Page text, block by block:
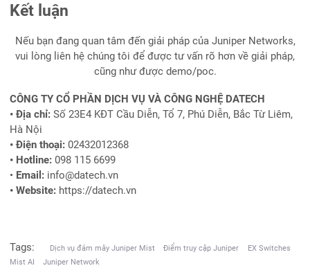
Kết luận
Nếu bạn đang quan tâm đến giải pháp của Juniper Networks,
vui lòng liên hệ chúng tôi để được tư vấn rõ hơn về giải pháp,
cũng như được demo/poc.
CÔNG TY CỔ PHẦN DỊCH VỤ VÀ CÔNG NGHỆ DATECH
• Địa chỉ: Số 23E4 KĐT Cầu Diễn, Tổ 7, Phú Diễn, Bắc Từ Liêm,
Hà Nội
• Điện thoại:02432012368
• Hotline:098 115 6699
• Email: info@datech.vn
• Website: https://datech.vn
Tags: Dịch vụ đám mây Juniper Mist Điểm truy cập Juniper
EX Switches
Mist AI
Juniper Network